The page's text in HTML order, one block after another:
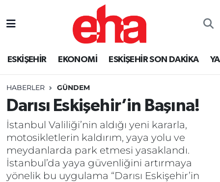
ESKİŞEHİR EKONOMİ ESKİŞEHİR SON DAKİKA
HABERLER GÜNDEM
Darısı Eskişehir’in Başına!
İstanbul Valiliği’nin aldığı yeni kararla,
motosikletlerin kaldırım, yaya yolu ve
meydanlarda park etmesi yasaklandı.
İstanbul’da yaya güvenliğini artırmaya
yönelik bu uygulama “Darısı Eskişehir’in